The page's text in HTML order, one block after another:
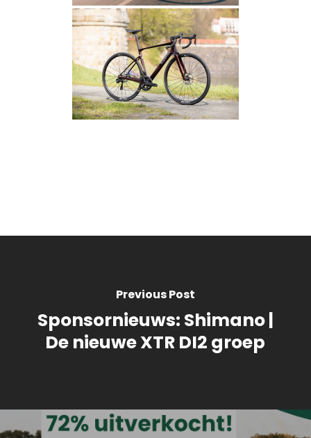
Previous Post
Sponsornieuws: Shimano |
De nieuwe XTR DI2 groep